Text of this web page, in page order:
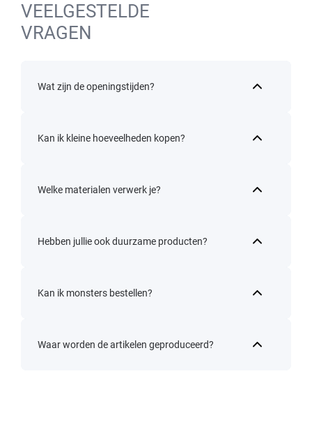
VEELGESTELDE
VRAGEN
Wat zijn de openingstijden?
Kan ik kleine hoeveelheden kopen?
Welke materialen verwerk je?
Hebben jullie ook duurzame producten?
Kan ik monsters bestellen?
Waar worden de artikelen geproduceerd?